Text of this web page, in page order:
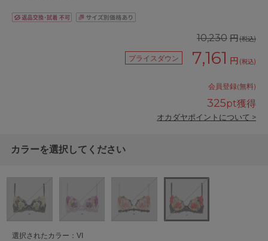
10,230 円(税込)
プライスダウン 7,161 円 (税込)
会員登録(無料)
325pt獲得
オカダヤポイントについて >
カラーを選択してください
選択されたカラー：VI